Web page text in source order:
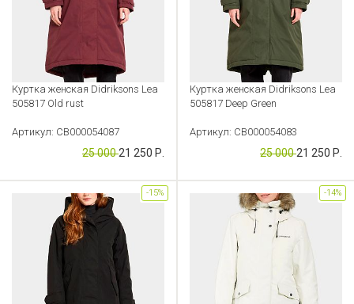
Куртка женская Didriksons Lea
505817 Old rust
Артикул: CB000054087
25 00021 250 Р.
Куртка женская Didriksons Lea
505817 Deep Green
Артикул: CB000054083
25 00021 250 Р.
-15% -14%